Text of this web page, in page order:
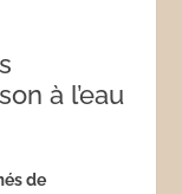
à l’eau
de